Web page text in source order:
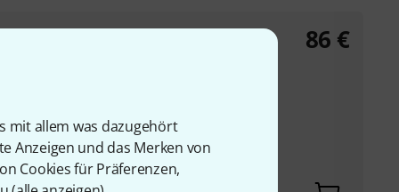
mit allem was dazugehört
Anzeigen und das Merken von
Cookies für Präferenzen,
86 €